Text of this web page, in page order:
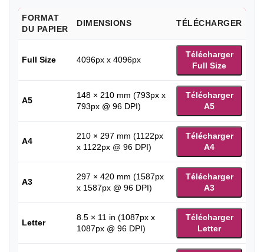
FORMAT
DU PAPIER
DIMENSIONS TÉLÉCHARGER
Full Size 4096px x 4096px
Télécharger
Full Size
A5
148 × 210 mm (793px x
793px @ 96 DPI)
Télécharger
A5
A4
210 × 297 mm (1122px
x 1122px @ 96 DPI)
Télécharger
A4
A3
297 × 420 mm (1587px
x 1587px @ 96 DPI)
Télécharger
A3
Letter
8.5 × 11 in (1087px x
1087px @ 96 DPI)
Télécharger
Letter